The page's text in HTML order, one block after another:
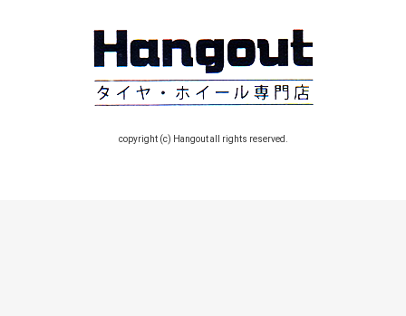
copyright (c) Hangout all rights reserved.